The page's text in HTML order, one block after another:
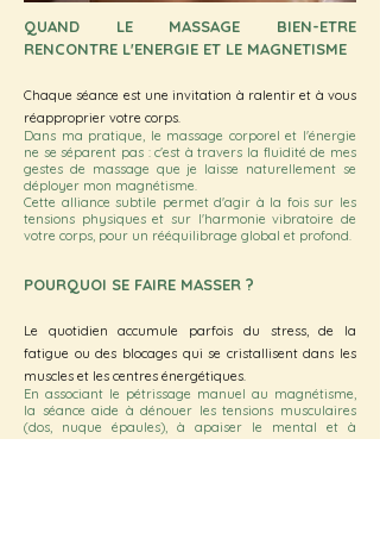
QUAND LE MASSAGE BIEN-ETRE
RENCONTRE L'ENERGIE ET LE MAGNETISME
Chaque séance est une invitation à ralentir et à vous
réapproprier votre corps.
Dans ma pratique, le massage corporel et l'énergie
ne se séparent pas : c'est à travers la fluidité de mes
gestes de massage que je laisse naturellement se
déployer mon magnétisme.
Cette alliance subtile permet d'agir à la fois sur les
tensions physiques et sur l'harmonie vibratoire de
votre corps, pour un rééquilibrage global et profond.
POURQUOI SE FAIRE MASSER ?
Le quotidien accumule parfois du stress, de la
fatigue ou des blocages qui se cristallisent dans les
muscles et les centres énergétiques.
En associant le pétrissage manuel au magnétisme,
la séance aide à dénouer les tensions musculaires
(dos, nuque épaules), à apaiser le mental et à
relancer votre circulation énergétique. C'est une